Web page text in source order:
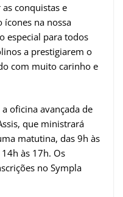
conquistas e
ícones na nossa
especial para todos
a prestigiarem o
com muito carinho e
oficina avançada de
que ministrará
matutina, das 9h às
às 17h. Os
no Sympla